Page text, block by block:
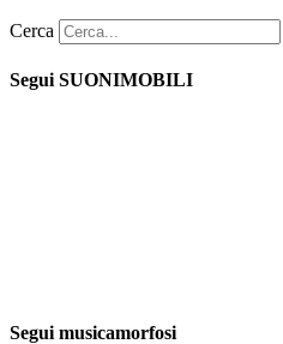
Cerca
Segui SUONIMOBILI
Segui musicamorfosi